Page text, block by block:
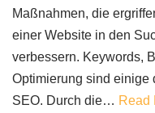
Maßnahmen, die
einer Website in den
verbessern. Keywords,
Optimierung sind einige
SEO. Durch die… Read